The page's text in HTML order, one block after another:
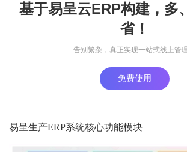
基于易呈云ERP构建，多
省！
告别繁杂，真正实现一站式线上管理
免费使用
易呈生产ERP系统核心功能模块